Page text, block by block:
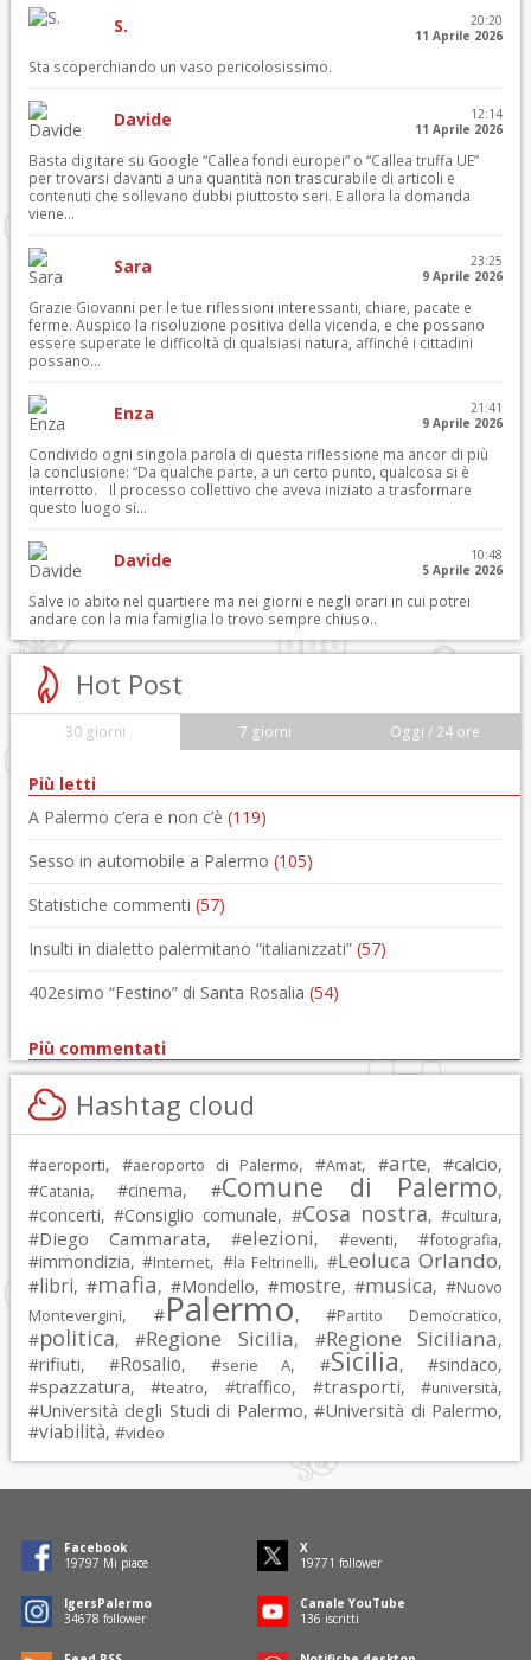
S.
20:20
11 Aprile 2026
Sta scoperchiando un vaso pericolosissimo.
Davide
12:14
11 Aprile 2026
Basta digitare su Google “Callea fondi europei” o “Callea truffa UE”
per trovarsi davanti a una quantità non trascurabile di articoli e
contenuti che sollevano dubbi piuttosto seri. E allora la domanda
viene...
Sara
23:25
9 Aprile 2026
Grazie Giovanni per le tue riflessioni interessanti, chiare, pacate e
ferme. Auspico la risoluzione positiva della vicenda, e che possano
essere superate le difficoltà di qualsiasi natura, affinché i cittadini
possano...
Enza
21:41
9 Aprile 2026
Condivido ogni singola parola di questa riflessione ma ancor di più
la conclusione: “Da qualche parte, a un certo punto, qualcosa si è
interrotto. Il processo collettivo che aveva iniziato a trasformare
questo luogo si...
Davide
10:48
5 Aprile 2026
Salve io abito nel quartiere ma nei giorni e negli orari in cui potrei
andare con la mia famiglia lo trovo sempre chiuso..
Hot Post
30 giorni 7 giorni Oggi / 24 ore
Più letti
A Palermo c’era e non c’è (119)
Sesso in automobile a Palermo (105)
Statistiche commenti (57)
Insulti in dialetto palermitano “italianizzati” (57)
402esimo “Festino” di Santa Rosalia (54)
Più commentati
Hashtag cloud
#aeroporti, #aeroporto di Palermo, #Amat, #arte, #calcio,
#Catania, #cinema, #Comune di Palermo,
#concerti, #Consiglio comunale, #Cosa nostra, #cultura,
#Diego Cammarata, #elezioni, #eventi, #fotografia,
#immondizia, #Internet, #la Feltrinelli, #Leoluca Orlando,
#libri, #mafia, #Mondello, #mostre, #musica, #Nuovo
Montevergini, #Palermo, #Partito Democratico,
#politica, #Regione Sicilia, #Regione Siciliana,
#rifiuti, #Rosalio, #serie A, #Sicilia, #sindaco,
#spazzatura, #teatro, #traffico, #trasporti, #università,
#Università degli Studi di Palermo, #Università di Palermo,
#viabilità, #video
Facebook
19797 Mi piace
X
19771 follower
IgersPalermo
34678 follower
Canale YouTube
136 iscritti